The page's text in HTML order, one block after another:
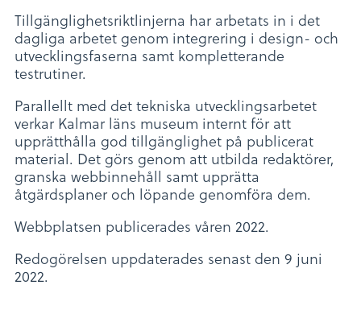
Tillgänglighetsriktlinjerna har arbetats in i det
dagliga arbetet genom integrering i design- och
utvecklingsfaserna samt kompletterande
testrutiner.
Parallellt med det tekniska utvecklingsarbetet
verkar Kalmar läns museum internt för att
upprätthålla god tillgänglighet på publicerat
material. Det görs genom att utbilda redaktörer,
granska webbinnehåll samt upprätta
åtgärdsplaner och löpande genomföra dem.
Webbplatsen publicerades våren 2022.
Redogörelsen uppdaterades senast den 9 juni
2022.